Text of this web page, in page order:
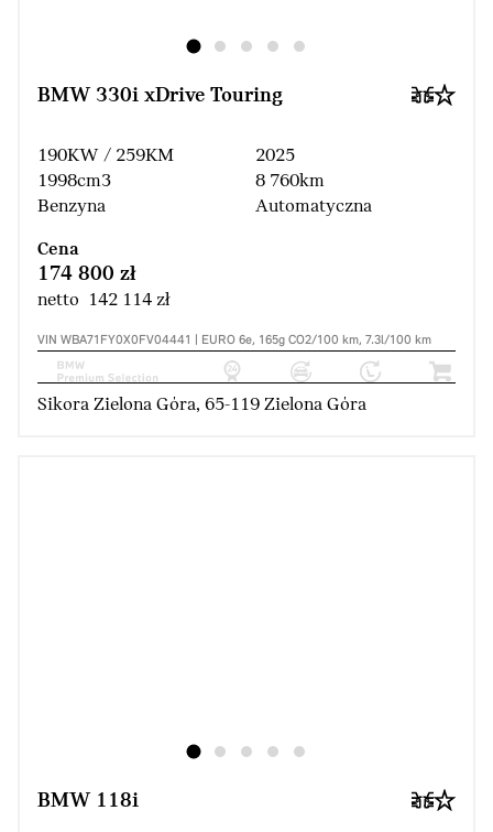
BMW 330i xDrive Touring
190KW / 259KM
1998cm3
Benzyna
2025
8 760km
Automatyczna
Cena
174 800 zł
netto 142 114 zł
VIN WBA71FY0X0FV04441 | EURO 6e, 165g CO2/100 km, 7.3l/100 km
Sikora Zielona Góra, 65-119 Zielona Góra
BMW 118i